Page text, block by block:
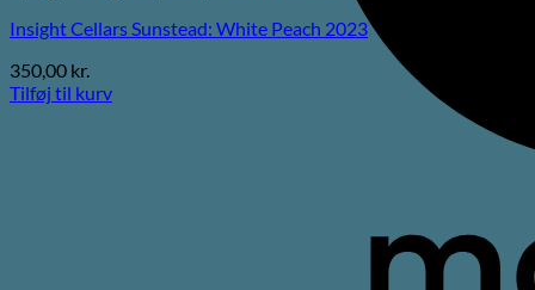
Insight Cellars Sunstead: White Peach 2023
350,00 kr.
Tilføj til kurv